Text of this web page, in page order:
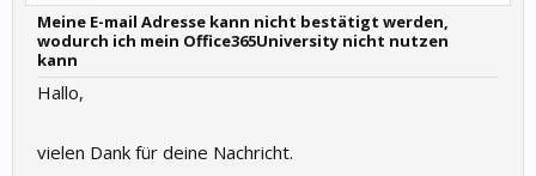
Meine E-mail Adresse kann nicht bestätigt werden,
wodurch ich mein Office365University nicht nutzen
kann
Hallo,
vielen Dank für deine Nachricht.